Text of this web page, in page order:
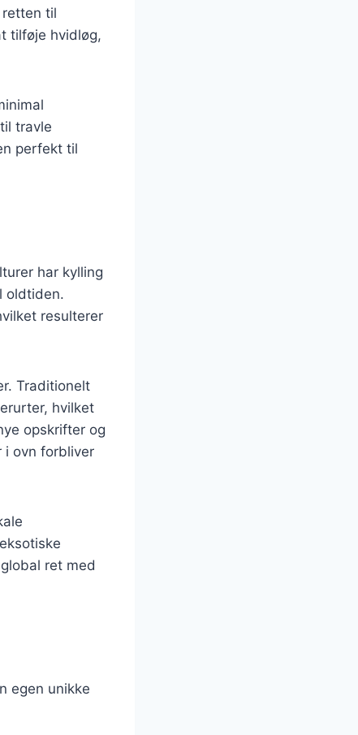
til
tilføje hvidløg,
travle
perfekt til
har kylling
oldtiden.
resulterer
Traditionelt
hvilket
opskrifter og
i ovn forbliver
ret med
egen unikke